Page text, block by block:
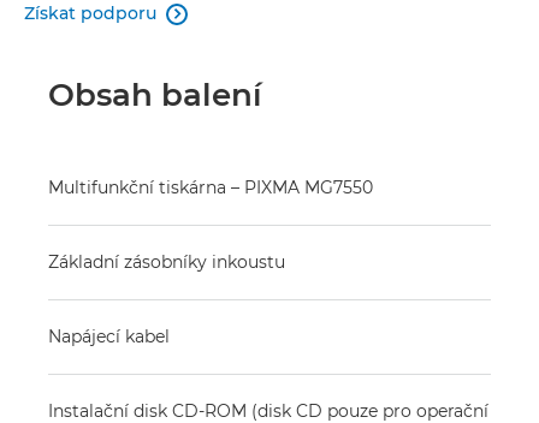
Získat podporu 
Obsah balení
Multifunkční tiskárna – PIXMA MG7550
Základní zásobníky inkoustu
Napájecí kabel
Instalační disk CD-ROM (disk CD pouze pro operační